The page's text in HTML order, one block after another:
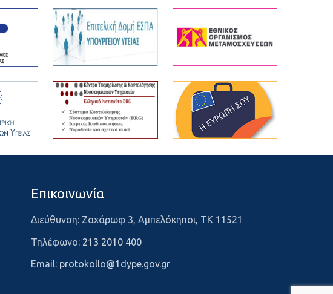
Επικοινωνία
Διεύθυνση: Ζαχάρωφ 3, Αμπελόκηποι, ΤΚ 11521
Τηλέφωνο: 213 2010 400
Email: protokollo@1dype.gov.gr